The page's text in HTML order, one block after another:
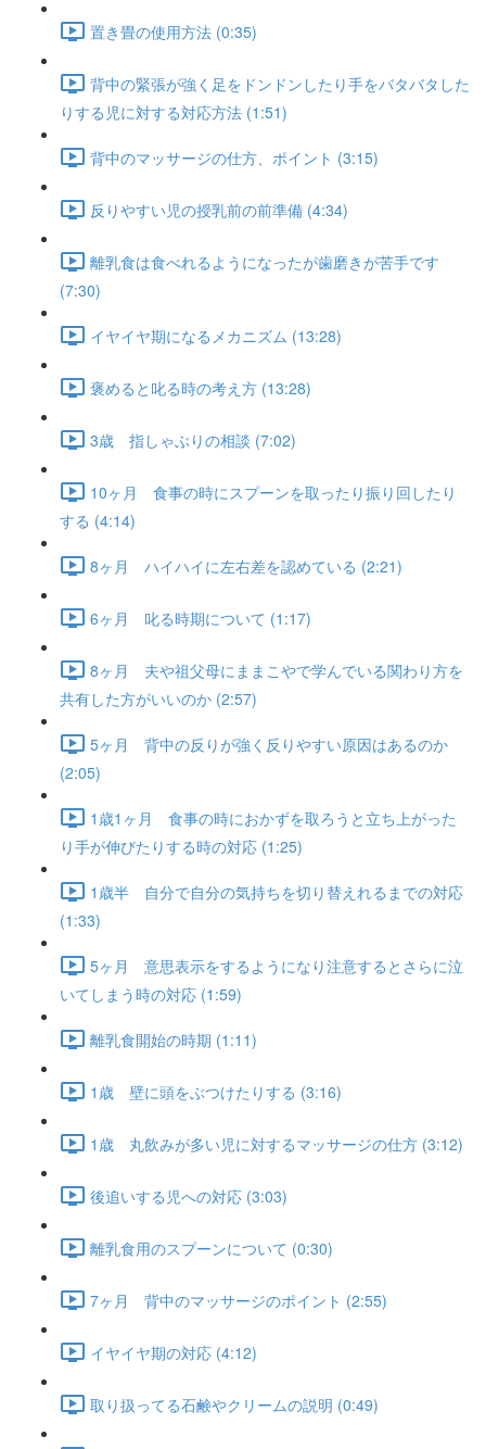
置き畳の使用方法 (0:35)
背中の緊張が強く足をドンドンしたり手をバタバタした
りする児に対する対応方法 (1:51)
背中のマッサージの仕方、ポイント (3:15)
反りやすい児の授乳前の前準備 (4:34)
離乳食は食べれるようになったが歯磨きが苦手です
(7:30)
イヤイヤ期になるメカニズム (13:28)
褒めると叱る時の考え方 (13:28)
3歳 指しゃぶりの相談 (7:02)
10ヶ月 食事の時にスプーンを取ったり振り回したり
する (4:14)
8ヶ月 ハイハイに左右差を認めている (2:21)
6ヶ月 叱る時期について (1:17)
8ヶ月 夫や祖父母にままこやで学んでいる関わり方を
共有した方がいいのか (2:57)
5ヶ月 背中の反りが強く反りやすい原因はあるのか
(2:05)
1歳1ヶ月 食事の時におかずを取ろうと立ち上がった
り手が伸びたりする時の対応 (1:25)
1歳半 自分で自分の気持ちを切り替えれるまでの対応
(1:33)
5ヶ月 意思表示をするようになり注意するとさらに泣
いてしまう時の対応 (1:59)
離乳食開始の時期 (1:11)
1歳 壁に頭をぶつけたりする (3:16)
1歳 丸飲みが多い児に対するマッサージの仕方 (3:12)
後追いする児への対応 (3:03)
離乳食用のスプーンについて (0:30)
7ヶ月 背中のマッサージのポイント (2:55)
イヤイヤ期の対応 (4:12)
取り扱ってる石鹸やクリームの説明 (0:49)